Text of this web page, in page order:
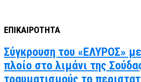
ΕΠΙΚΑΙΡΟΤΗΤΑ
Σύγκρουση του «ΕΛΥΡΟΣ»
πλοίο στο λιμάνι της
τραυματισμούς το